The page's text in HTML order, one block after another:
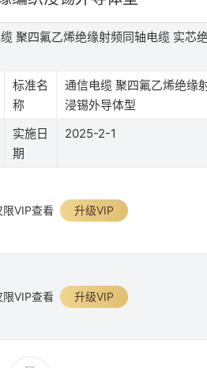
聚四氟乙烯绝缘射频同轴电缆 实芯
标准名
称
通信电缆 聚四氟乙烯绝缘
浸锡外导体型
实施日
期
2025-2-1
限VIP查看 升级VIP
限VIP查看 升级VIP